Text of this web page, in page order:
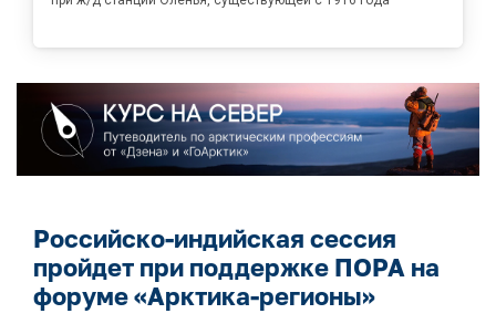
Российско-индийская сессия
пройдет при поддержке ПОРА на
форуме «Арктика-регионы»